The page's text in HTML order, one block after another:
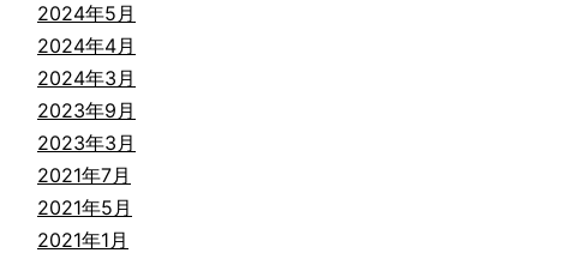
2024年5月
2024年4月
2024年3月
2023年9月
2023年3月
2021年7月
2021年5月
2021年1月